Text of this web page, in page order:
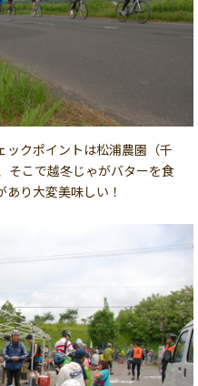
ックポイントは松浦農園（千
こで越冬じゃがバターを食
り大変美味しい！